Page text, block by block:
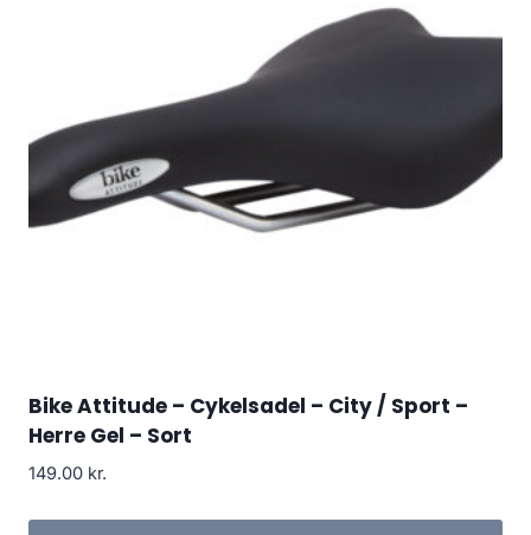
Bike Attitude – Cykelsadel – City / Sport –
Herre Gel – Sort
149.00 kr.